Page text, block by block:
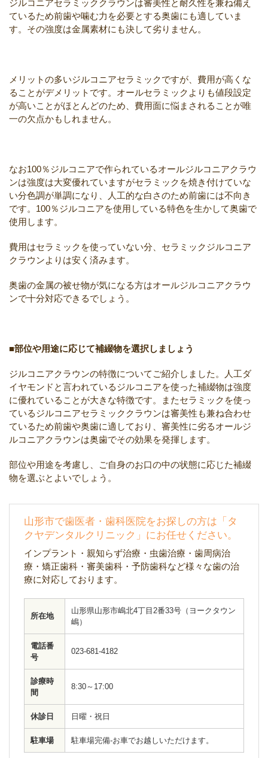
ジルコニアセラミッククラウンは審美性と耐久性を兼ね備え
ているため前歯や噛む力を必要とする奥歯にも適していま
す。その強度は金属素材にも決して劣りません。
メリットの多いジルコニアセラミックですが、費用が高くな
ることがデメリットです。オールセラミックよりも値段設定
が高いことがほとんどのため、費用面に悩まされることが唯
一の欠点かもしれません。
なお100％ジルコニアで作られているオールジルコニアクラウ
ンは強度は大変優れていますがセラミックを焼き付けていな
い分色調が単調になり、人工的な白さのため前歯には不向き
です。100％ジルコニアを使用している特色を生かして奥歯で
使用します。
費用はセラミックを使っていない分、セラミックジルコニア
クラウンよりは安く済みます。
奥歯の金属の被せ物が気になる方はオールジルコニアクラウ
ンで十分対応できるでしょう。
■部位や用途に応じて補綴物を選択しましょう
ジルコニアクラウンの特徴についてご紹介しました。人工ダ
イヤモンドと言われているジルコニアを使った補綴物は強度
に優れていることが大きな特徴です。またセラミックを使っ
ているジルコニアセラミッククラウンは審美性も兼ね合わせ
ているため前歯や奥歯に適しており、審美性に劣るオールジ
ルコニアクラウンは奥歯でその効果を発揮します。
部位や用途を考慮し、ご自身のお口の中の状態に応じた補綴
物を選ぶとよいでしょう。
山形市で歯医者・歯科医院をお探しの方は「タ
クヤデンタルクリニック」にお任せください。
インプラント・親知らず治療・虫歯治療・歯周病治
療・矯正歯科・審美歯科・予防歯科など様々な歯の治
療に対応しております。
所在地
山形県山形市嶋北4丁目2番33号（ヨークタウン
嶋）
電話番
号
023-681-4182
診療時
間
8:30～17:00
休診日 日曜・祝日
駐車場 駐車場完備-お車でお越しいただけます。